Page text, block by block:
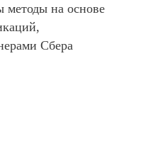
методы на основе
Сбера